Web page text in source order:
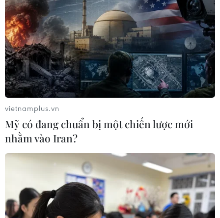
Một số người quá khính đã bị lực lượng chức năng khống chế.
(Ảnh: Minh Sơn/Vietnam+)
(Vietnam+)
vietnamplus.vn
Mỹ có đang chuẩn bị một chiến lược mới
nhằm vào Iran?